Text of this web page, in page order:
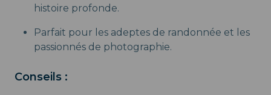
histoire profonde.
Parfait pour les adeptes de randonnée et les
passionnés de photographie.
Conseils :